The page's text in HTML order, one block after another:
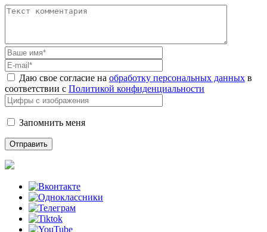
Даю свое согласие на обработку персональных данных в
соответствии с Политикой конфиденциальности
Запомнить меня